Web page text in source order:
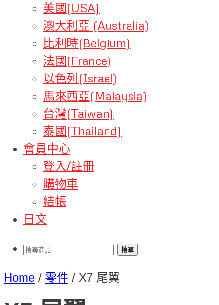
美國(USA)
澳大利亞 (Australia)
比利時(Belgium)
法國(France)
以色列(Israel)
馬來西亞(Malaysia)
台灣(Taiwan)
泰國(Thailand)
會員中心
登入/註冊
購物車
結帳
日文
Home / 零件 / X7 尾翼